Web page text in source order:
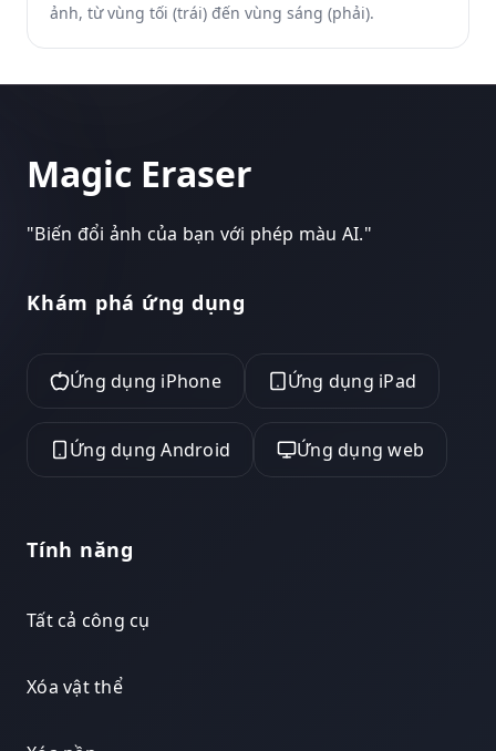
ảnh, từ vùng tối (trái) đến vùng sáng (phải).
Magic Eraser
"Biến đổi ảnh của bạn với phép màu AI."
Khám phá ứng dụng
Ứng dụng iPhone Ứng dụng iPad
Ứng dụng Android Ứng dụng web
Tính năng
Tất cả công cụ
Xóa vật thể